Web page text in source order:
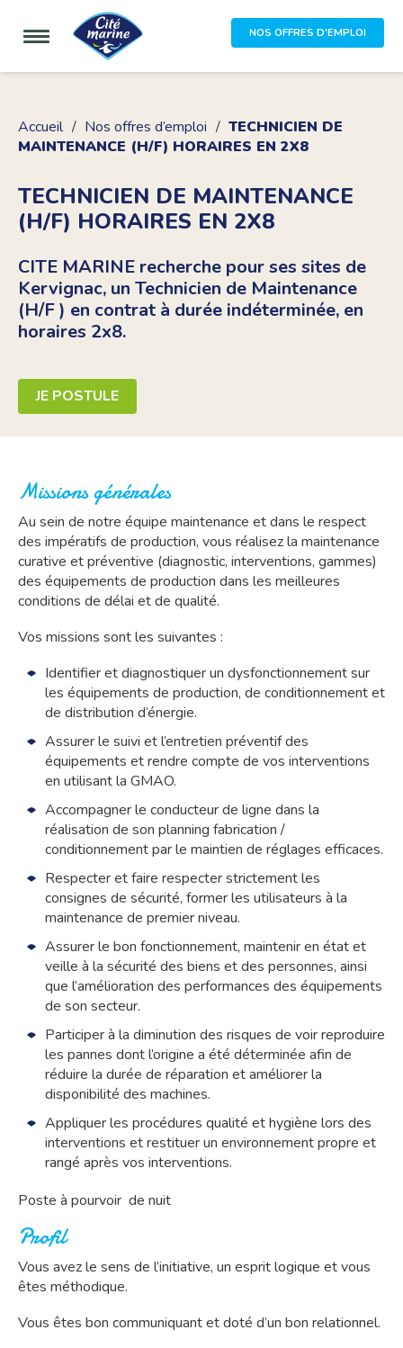
NOS OFFRES D'EMPLOI
Accueil Nos offres d’emploi
TECHNICIEN DE
MAINTENANCE (H/F) HORAIRES EN 2X8
TECHNICIEN DE MAINTENANCE
(H/F) HORAIRES EN 2X8
CITE MARINE recherche pour ses sites de
Kervignac, un Technicien de Maintenance
(H/F ) en contrat à durée indéterminée, en
horaires 2x8.
JE POSTULE
Missions générales
Au sein de notre équipe maintenance et dans le respect
des impératifs de production, vous réalisez la maintenance
curative et préventive (diagnostic, interventions, gammes)
des équipements de production dans les meilleures
conditions de délai et de qualité.
Vos missions sont les suivantes :
Identifier et diagnostiquer un dysfonctionnement sur
les équipements de production, de conditionnement et
de distribution d’énergie.
Assurer le suivi et l’entretien préventif des
équipements et rendre compte de vos interventions
en utilisant la GMAO.
Accompagner le conducteur de ligne dans la
réalisation de son planning fabrication /
conditionnement par le maintien de réglages efficaces.
Respecter et faire respecter strictement les
consignes de sécurité, former les utilisateurs à la
maintenance de premier niveau.
Assurer le bon fonctionnement, maintenir en état et
veille à la sécurité des biens et des personnes, ainsi
que l’amélioration des performances des équipements
de son secteur.
Participer à la diminution des risques de voir reproduire
les pannes dont l’origine a été déterminée afin de
réduire la durée de réparation et améliorer la
disponibilité des machines.
Appliquer les procédures qualité et hygiène lors des
interventions et restituer un environnement propre et
rangé après vos interventions.
Poste à pourvoir de nuit
Profil
Vous avez le sens de l’initiative, un esprit logique et vous
êtes méthodique.
Vous êtes bon communiquant et doté d’un bon relationnel.